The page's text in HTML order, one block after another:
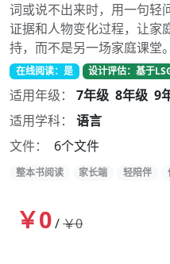
词或说不出来时，用一句轻
证据和人物变化过程，让家
持，而不是另一场家庭课堂。
在线阅读：是 设计评估：基于
适用年级： 7年级 8年级 9
适用学科：
语言
文件：
6个文件
整本书阅读 家长端 轻陪伴
￥0/￥0